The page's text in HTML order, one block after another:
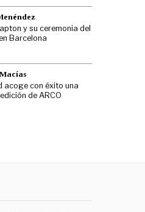
y su ceremonia del
Barcelona
acoge con éxito una
de ARCO